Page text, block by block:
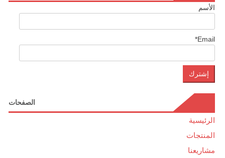
الأسم
Email*
الصفحات
الرئيسية
المنتجات
مشاريعنا